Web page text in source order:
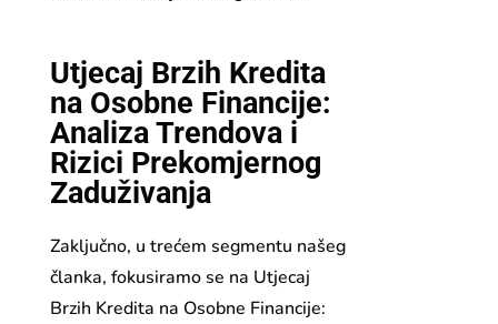
Utjecaj Brzih Kredita
na Osobne Financije:
Analiza Trendova i
Rizici Prekomjernog
Zaduživanja
Zaključno, u trećem segmentu našeg
članka, fokusiramo se na Utjecaj
Brzih Kredita na Osobne Financije: